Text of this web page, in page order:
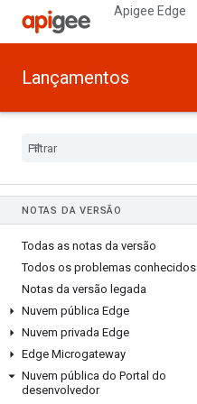
Apigee Edge
Lançamentos
NOTAS DA VERSÃO
Todas as notas da versão
Todos os problemas conhecidos
Notas da versão legada
Nuvem pública Edge
Nuvem privada Edge
Edge Microgateway
Nuvem pública do Portal do
desenvolvedor